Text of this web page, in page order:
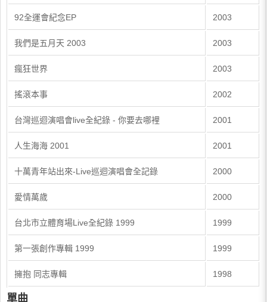
92全運會紀念EP 2003
我們是五月天 2003 2003
瘋狂世界 2003
搖滾本事 2002
台灣巡迴演唱會live全紀錄 - 你要去哪裡 2001
人生海海 2001 2001
十萬青年站出來-Live巡迴演唱會全記錄 2000
愛情萬歲 2000
台北市立體育場Live全紀錄 1999 1999
第一張創作專輯 1999 1999
擁抱 同志專輯 1998
單曲